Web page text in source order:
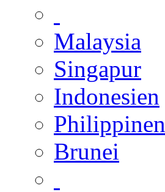
Malaysia
Singapur
Indonesien
Philippinen
Brunei